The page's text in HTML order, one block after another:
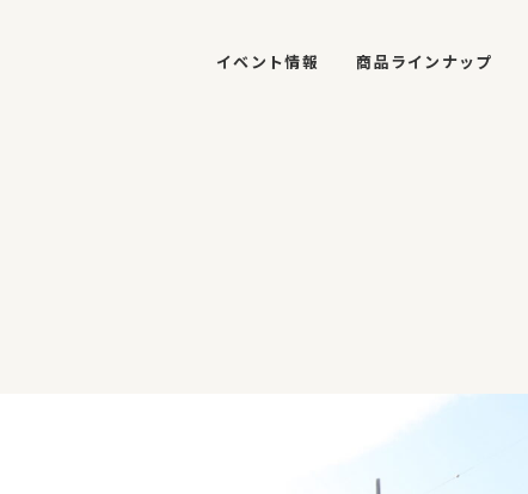
イベント情報 商品ラインナップ